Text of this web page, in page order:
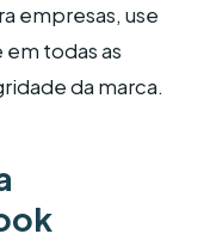
empresas, use
todas as
da marca.